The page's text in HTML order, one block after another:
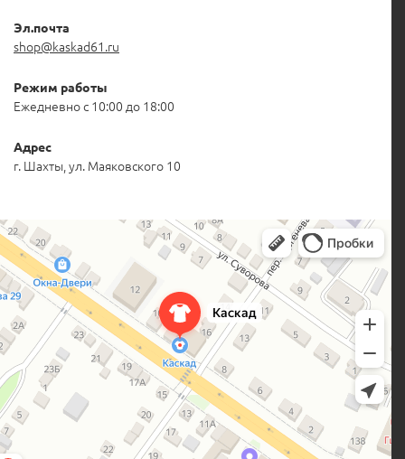
Эл.почта
shop@kaskad61.ru
Режим работы
Ежедневно с 10:00 до 18:00
Адрес
г. Шахты, ул. Маяковского 10